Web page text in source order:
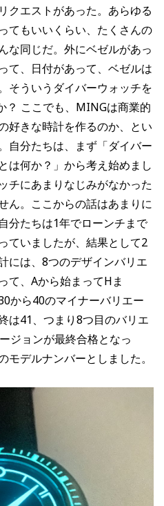
クエストがあった。あらゆる
てもいいくらい、たくさんの
な同じだ。外にベゼルがあっ
て、日付があって、ベゼルは
そういうダイバーウォッチを
？ ここでも、MINGは商業的
好きな時計を作るのか、とい
自分たちは、まず「ダイバー
は何か？」から考え始めまし
チにあまりなじみがなかった
ん。ここからの話はあまりに
分たちは1年でローンチまで
ていましたが、結果として2
には、8つのデザインバリエ
て、Aから始まってHま
から40のマイナーバリエー
は41、つまり8つ目のバリエ
ジョンが最終合格となっ
デルナンバーとしました。